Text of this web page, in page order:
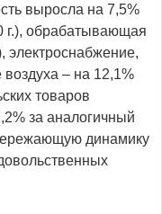
выросла на 7,5%
г.), обрабатывающая
электроснабжение,
– на 12,1%
товаров
за аналогичный
динамику